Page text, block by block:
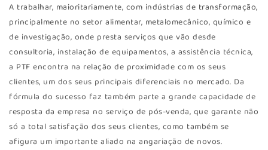
A trabalhar, maioritariamente, com indústrias de transformação,
principalmente no setor alimentar, metalomecânico, químico e
de investigação, onde presta serviços que vão desde
consultoria, instalação de equipamentos, a assistência técnica,
a PTF encontra na relação de proximidade com os seus
clientes, um dos seus principais diferenciais no mercado. Da
fórmula do sucesso faz também parte a grande capacidade de
resposta da empresa no serviço de pós-venda, que garante não
só a total satisfação dos seus clientes, como também se
afigura um importante aliado na angariação de novos.